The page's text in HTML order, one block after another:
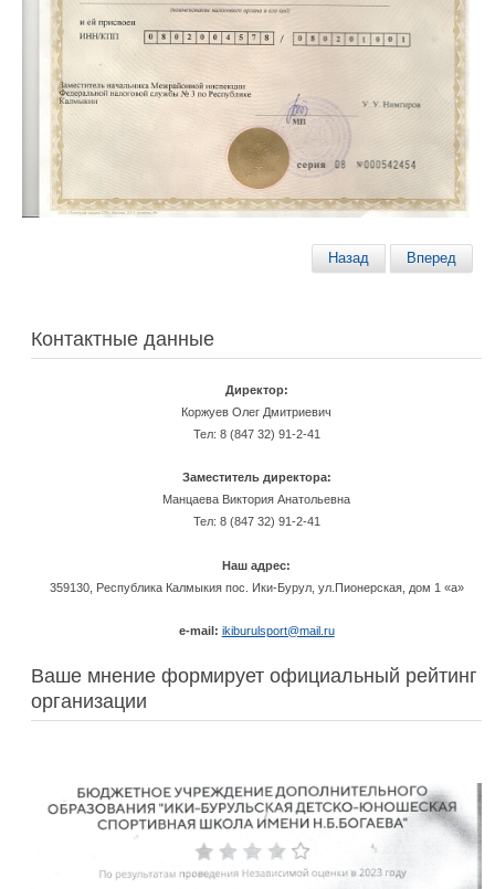
Назад Вперед
Контактные данные
Директор:
Коржуев Олег Дмитриевич
Тел: 8 (847 32) 91-2-41
Заместитель директора:
Манцаева Виктория Анатольевна
Тел: 8 (847 32) 91-2-41
Наш адрес:
359130, Республика Калмыкия пос. Ики-Бурул, ул.Пионерская, дом 1 «а»
e-mail: ikiburulsport@mail.ru
Ваше мнение формирует официальный рейтинг
организации